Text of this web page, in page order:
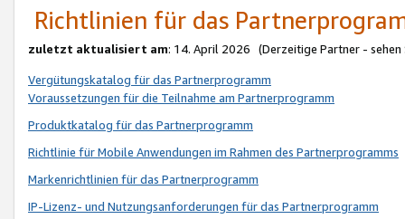
Richtlinien für das
zuletzt aktualisiert am: 14. April 2026 (Derzeitige Partner - sehen
Vergütungskatalog für das Partnerprogramm
Voraussetzungen für die Teilnahme am Partnerprogramm
Produktkatalog für das Partnerprogramm
Richtlinie für Mobile Anwendungen im Rahmen des Partnerprogramms
Markenrichtlinien für das Partnerprogramm
IP-Lizenz- und Nutzungsanforderungen für das Partnerprogramm